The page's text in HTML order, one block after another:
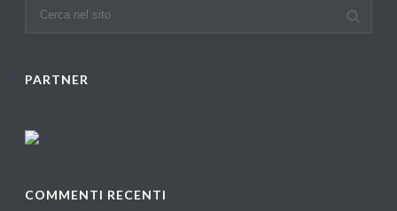
PARTNER
COMMENTI RECENTI